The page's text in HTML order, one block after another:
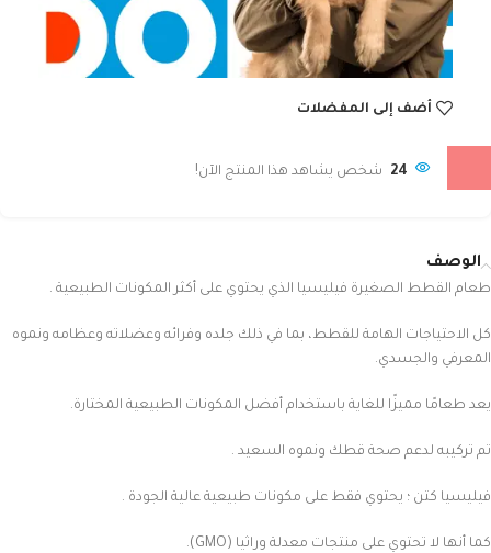
أضف إلى المفضلات
24 شخص يشاهد هذا المنتج الآن!
الوصف
طعام القطط الصغيرة فيليسيا الذي يحتوي على أكثر المكونات الطبيعية .
كل الاحتياجات الهامة للقطط، بما في ذلك جلده وفرائه وعضلاته وعظامه ونموه
المعرفي والجسدي.
يعد طعامًا مميزًا للغاية باستخدام أفضل المكونات الطبيعية المختارة.
تم تركيبه لدعم صحة قطك ونموه السعيد .
فيليسيا كتن ؛ يحتوي فقط على مكونات طبيعية عالية الجودة .
كما أنها لا تحتوي على منتجات معدلة وراثيا (GMO).